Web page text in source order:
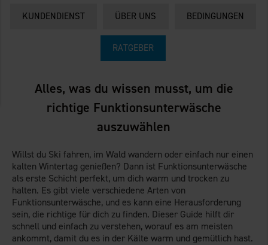
KUNDENDIENST ÜBER UNS BEDINGUNGEN
RATGEBER
Alles, was du wissen musst, um die
richtige Funktionsunterwäsche
auszuwählen
Willst du Ski fahren, im Wald wandern oder einfach nur einen
kalten Wintertag genießen? Dann ist Funktionsunterwäsche
als erste Schicht perfekt, um dich warm und trocken zu
halten. Es gibt viele verschiedene Arten von
Funktionsunterwäsche, und es kann eine Herausforderung
sein, die richtige für dich zu finden. Dieser Guide hilft dir
schnell und einfach zu verstehen, worauf es am meisten
ankommt, damit du es in der Kälte warm und gemütlich hast.